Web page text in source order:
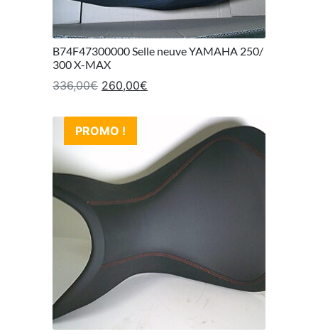
B74F47300000 Selle neuve YAMAHA 250/
300 X-MAX
336,00€ Le prix initial était : 336,00€.
260,00€
PROMO !